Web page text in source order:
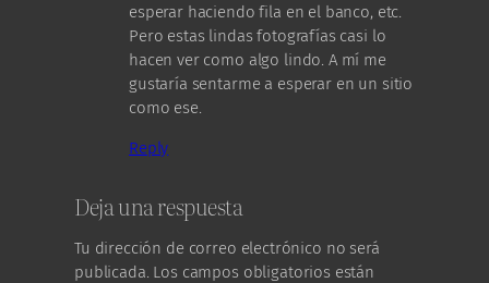
esperar haciendo fila en el banco, etc.
Pero estas lindas fotografías casi lo
hacen ver como algo lindo. A mí me
gustaría sentarme a esperar en un sitio
como ese.
Reply
Deja una respuesta
Tu dirección de correo electrónico no será
publicada. Los campos obligatorios están